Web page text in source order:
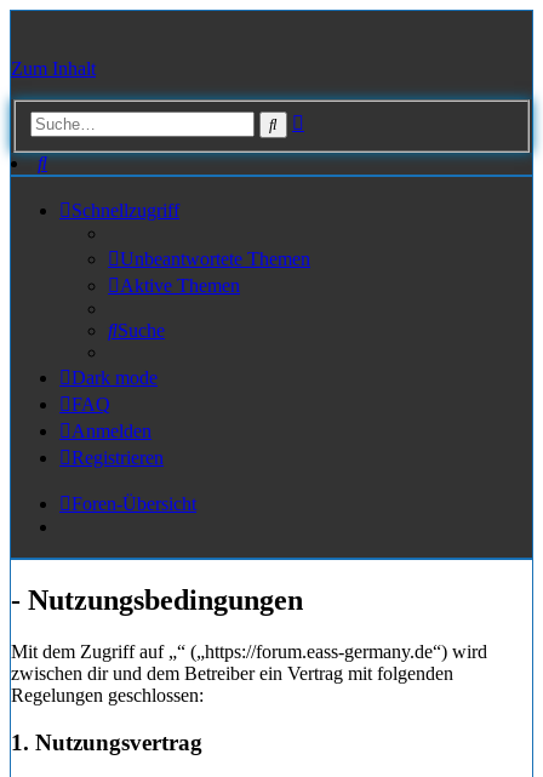
Zum Inhalt
Suche
Suche
Schnellzugriff
Unbeantwortete Themen
Aktive Themen
Suche
Dark mode
FAQ
Anmelden
Registrieren
Foren-Übersicht
- Nutzungsbedingungen
Mit dem Zugriff auf „“ („https://forum.eass-germany.de“) wird
zwischen dir und dem Betreiber ein Vertrag mit folgenden
Regelungen geschlossen:
1. Nutzungsvertrag